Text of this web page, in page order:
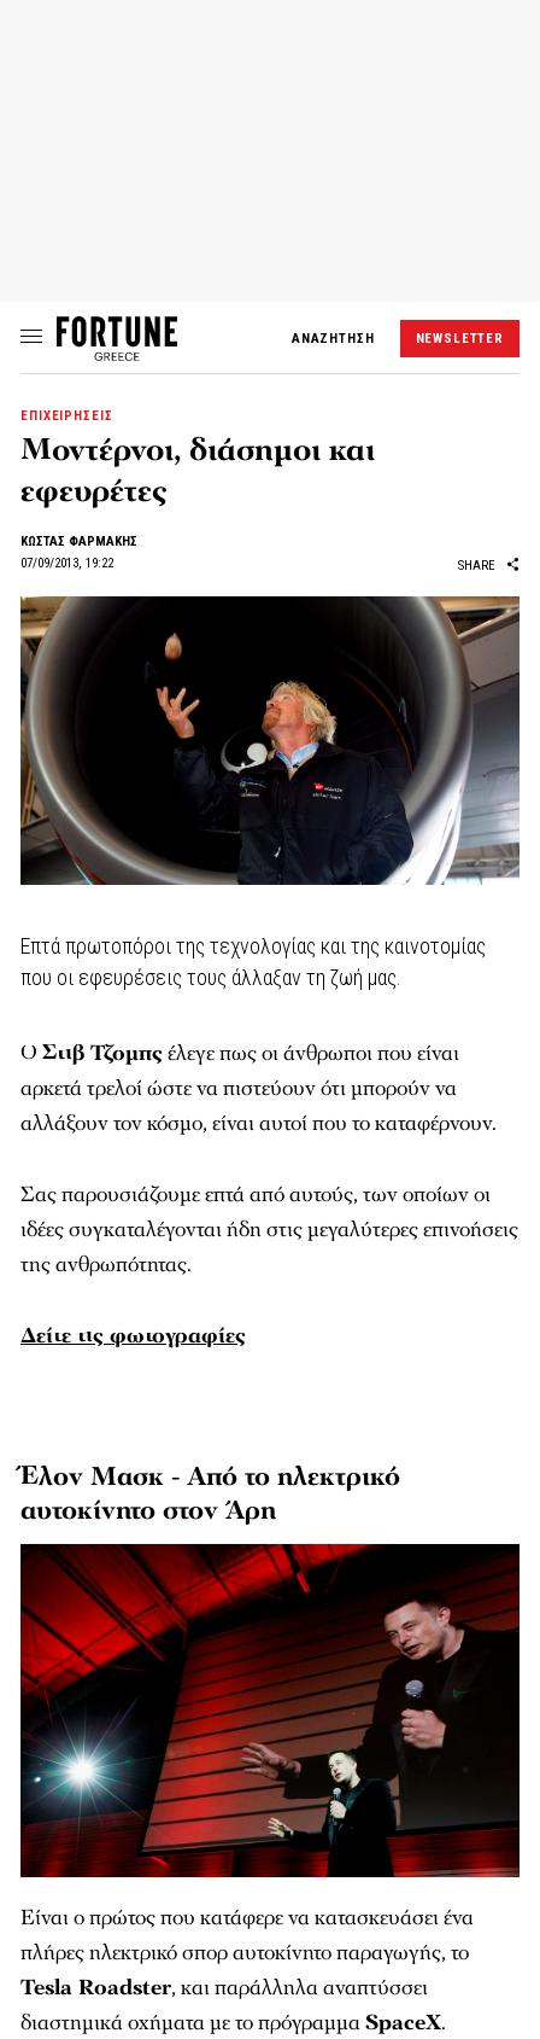
ΑΝΑΖΗΤΗΣΗ NEWSLETTER
ΕΠΙΧΕΙΡΗΣΕΙΣ
Μοντέρνοι, διάσημοι και
εφευρέτες
ΚΩΣΤΑΣ ΦΑΡΜΑΚΗΣ
07/09/2013, 19:22
SHARE
Επτά πρωτοπόροι της τεχνολογίας και της καινοτομίας
που οι εφευρέσεις τους άλλαξαν τη ζωή μας.
Ο Στιβ Τζομπςέλεγε πως οι άνθρωποι που είναι
αρκετά τρελοί ώστε να πιστεύουν ότι μπορούν να
αλλάξουν τον κόσμο, είναι αυτοί που το καταφέρνουν.
Σας παρουσιάζουμε επτά από αυτούς, των οποίων οι
ιδέες συγκαταλέγονται ήδη στις μεγαλύτερες επινοήσεις
της ανθρωπότητας.
Δείτε τις φωτογραφίες
Έλον Μασκ - Από το ηλεκτρικό
αυτοκίνητο στον Άρη
Είναι ο πρώτος που κατάφερε να κατασκευάσει ένα
πλήρες ηλεκτρικό σπορ αυτοκίνητο παραγωγής, το
Tesla Roadster, και παράλληλα αναπτύσσει
διαστημικά οχήματα με το πρόγραμμαSpaceX.